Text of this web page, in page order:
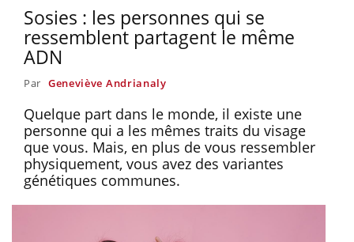
Sosies : les personnes qui se
ressemblent partagent le même
ADN
Par Geneviève Andrianaly
Quelque part dans le monde, il existe une
personne qui a les mêmes traits du visage
que vous. Mais, en plus de vous ressembler
physiquement, vous avez des variantes
génétiques communes.